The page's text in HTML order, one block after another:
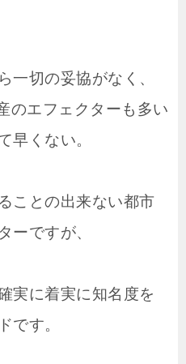
一切の妥協がなく、
のエフェクターも多い
早くない。
ことの出来ない都市
ーですが、
実に着実に知名度を
です。